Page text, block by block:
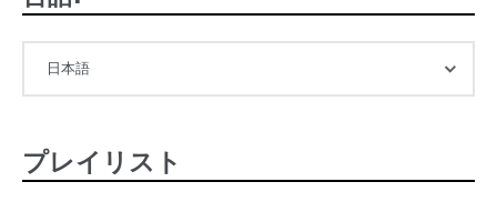
プレイリスト